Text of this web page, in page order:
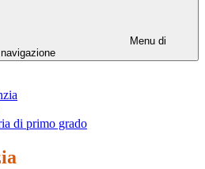
Menu di
navigazione
di primo grado